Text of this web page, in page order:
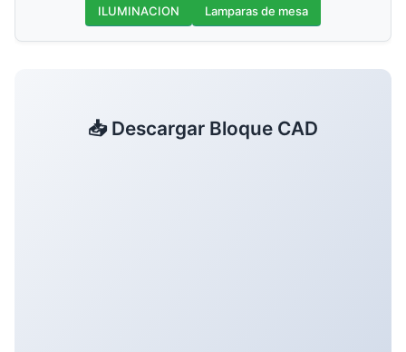
ILUMINACION Lamparas de mesa
📥 Descargar Bloque CAD